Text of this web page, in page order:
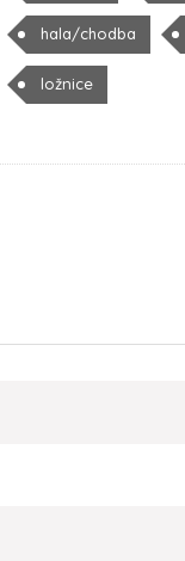
hala/chodba
ložnice